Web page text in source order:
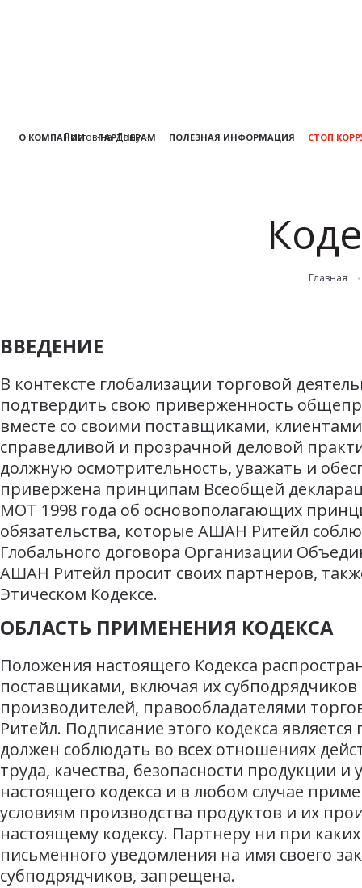
Ростов-на-Дону
О КОМПАНИИ ПАРТНЕРАМ ПОЛЕЗНАЯ ИНФОРМАЦИЯ СТОП
Главная
ВВЕДЕНИЕ
В контексте глобализации торговой
подтвердить свою приверженность
вместе со своими поставщиками,
справедливой и прозрачной деловой
должную осмотрительность, уважать и
привержена принципам Всеобщей
МОТ 1998 года об основополагающих
обязательства, которые АШАН Ритейл
Глобального договора Организации
АШАН Ритейл просит своих партнеров,
Этическом Кодексе.
ОБЛАСТЬ ПРИМЕНЕНИЯ КОДЕКСА
Положения настоящего Кодекса
поставщиками, включая их
производителей, правообладателями
Ритейл. Подписание этого кодекса
должен соблюдать во всех отношениях
труда, качества, безопасности продукции
настоящего кодекса и в любом случае
условиям производства продуктов и их
настоящему кодексу. Партнеру ни при
письменного уведомления на имя своего
субподрядчиков, запрещена.